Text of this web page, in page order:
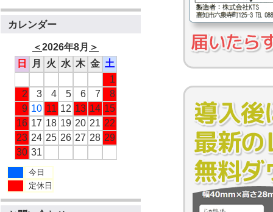
カレンダー
＜2026年8月 ＞
日
月 火 水 木 金 土
1
2
3 4 5 6 7
8
9 10 11 12 13 14 15
16 17 18 19 20 21 22
23 24 25 26 27 28 29
30 31
今日
定休日